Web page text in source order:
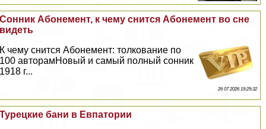
Сонник Абонемент, к чему снится Абонемент во сне
видеть
К чему снится Абонемент: толкование по
100 авторамНовый и самый полный сонник
1918 г...
26 07 2026 19:29:32
Турецкие бани в Евпатории